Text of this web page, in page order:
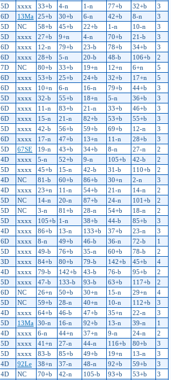
5D xxxx 33+b 4-n 1-n 77+b 32+b
3
6D 13Ma 25+b 30+b 6-n 42+b 8-n
3
5D NC 58+b 45+b 22+b 1-n 10-n
3
5D xxxx 27+b 9+n 4-n 70+b 21-b
3
6D xxxx 12-n 79+b 23-b 78+b 34+b
3
6D xxxx 28+b 5-n 20-b 48-b 106+b
2
7D NC 80+b 33+b 19+n 12+n 6+n
5
6D xxxx 53+b 25+b 24+b 32+b 17+n
5
6D xxxx 10+n 6-n 16-n 79+b 44+b
3
5D xxxx 32-b 55+b 18+n 5-n 36+b
3
6D xxxx 11-n 83+b 21-n 33+b 46+b
3
6D xxxx 15-n 21-n 82+b 53+b 55+b
3
5D xxxx 42-b 56+b 59+b 69+b 12-n
3
6D xxxx 17-n 47+b 13+n 11-n 28+b
3
5D 67SE 19-n 43+b 34+b 8-n 27-n
2
4D xxxx 5-n 52+b 9-n 105+b 42-b
2
5D xxxx 45+b 15-n 42-b 31-b 110+b
2
4D NC 81-b 60+b 86+b 30+n 2-n
3
4D xxxx 23+n 11-n 54+b 21-n 14-n
2
5D NC 14-n 20-n 87+b 24-n 101+b
2
5D NC 3-n 81+b 28-n 54+b 18-n
2
5D xxxx 105+b 1-n 38+b 44-b 85+b
3
4D xxxx 86+b 13-n 133+b 37+b 23-n
3
6D xxxx 8-n 49+b 46-b 36-n 72-b
1
5D xxxx 49-b 76+b 35-n 60+b 78-b
2
3D xxxx 84+b 80+b 79-b 142+b 45+b
4
4D xxxx 79-b 142+b 43-b 76-b 95+b
2
5D xxxx 47-b 133-b 93-b 63+b 117+b
2
6D NC 26+n 50+b 30+n 15-n 29+n
4
5D NC 59+b 28-n 40+n 10-n 112+b
3
4D xxxx 64+b 46-b 47+b 35+n 22-n
3
5D 13Ma 30-n 16-n 92+b 13-n 39-n
1
4D xxxx 6-n 44+n 37+n 9-n 24-n
2
5D xxxx 41+n 27-n 44-n 116+b 80+b
3
5D xxxx 83-b 85+b 49+b 19+n 13-n
3
4D 92Le 38+n 37-n 48-n 92+b 59+b
3
4D NC 70+b 42-n 105-b 93+b 53+b
3